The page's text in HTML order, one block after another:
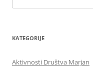
KATEGORIJE
Aktivnosti Društva Marjan